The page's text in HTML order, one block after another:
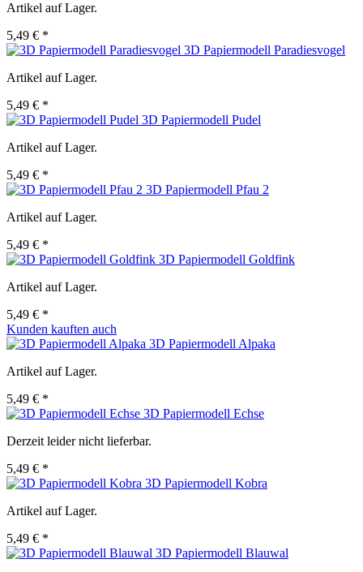
Artikel auf Lager.
5,49 € *
3D Papiermodell Paradiesvogel
Artikel auf Lager.
5,49 € *
3D Papiermodell Pudel
Artikel auf Lager.
5,49 € *
3D Papiermodell Pfau 2
Artikel auf Lager.
5,49 € *
3D Papiermodell Goldfink
Artikel auf Lager.
5,49 € *
Kunden kauften auch
3D Papiermodell Alpaka
Artikel auf Lager.
5,49 € *
3D Papiermodell Echse
Derzeit leider nicht lieferbar.
5,49 € *
3D Papiermodell Kobra
Artikel auf Lager.
5,49 € *
3D Papiermodell Blauwal